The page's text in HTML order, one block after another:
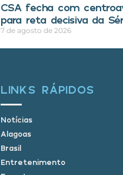
CSA fecha com
para reta decisiva da
7 de agosto de 2026
LINKS RÁPIDOS
Notícias
Alagoas
Brasil
Entretenimento